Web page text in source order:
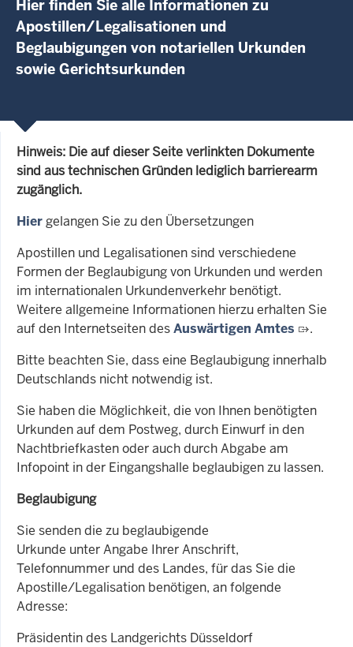
Hier finden Sie alle Informationen zu
Apostillen/Legalisationen und
Beglaubigungen von notariellen Urkunden
sowie Gerichtsurkunden
Hinweis: Die auf dieser Seite verlinkten Dokumente
sind aus technischen Gründen lediglich barrierearm
zugänglich.
Hiergelangen Sie zu den Übersetzungen
Apostillen und Legalisationen sind verschiedene
Formen der Beglaubigung von Urkunden und werden
im internationalen Urkundenverkehr benötigt.
Weitere allgemeine Informationen hierzu erhalten Sie
auf den Internetseiten desAuswärtigen Amtes
.
Bitte beachten Sie, dass eine Beglaubigung innerhalb
Deutschlands nicht notwendig ist.
Sie haben die Möglichkeit, die von Ihnen benötigten
Urkunden auf dem Postweg, durch Einwurf in den
Nachtbriefkasten oder auch durch Abgabe am
Infopoint in der Eingangshalle beglaubigen zu lassen.
Beglaubigung
Sie senden die zu beglaubigende
Urkunde unter Angabe Ihrer Anschrift,
Telefonnummer und des Landes, für das Sie die
Apostille/Legalisation benötigen, an folgende
Adresse:
Präsidentin des Landgerichts Düsseldorf